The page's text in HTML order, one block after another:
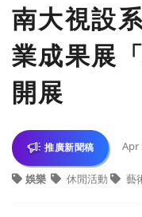
南大視設
業成果展
開展
推廣新聞稿 Apr
娛樂 休閒活動 藝